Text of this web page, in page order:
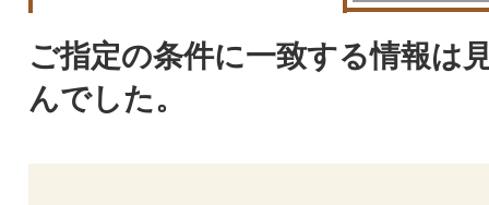
ご指定の条件に一致する情報は
んでした。